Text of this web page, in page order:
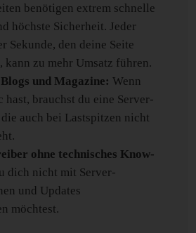
benötigen extrem schnelle
höchste Sicherheit. Jeder
Sekunde, den deine Seite
kann zu mehr Umsatz führen.
und Magazine: Wenn
brauchst du eine Server-
auch bei Lastspitzen nicht
ohne technisches Know-
dich nicht mit Server-
und Updates
möchtest.